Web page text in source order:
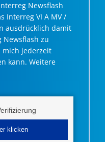
Newsflash
Interreg VI A MV /
ausdrücklich damit
zu
mich jederzeit
kann. Weitere
klicken